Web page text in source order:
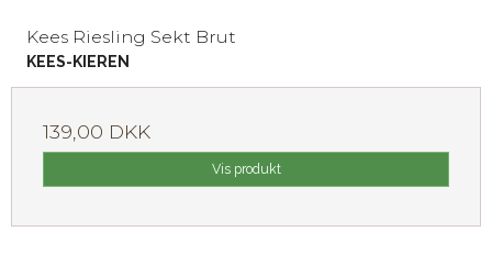
Kees Riesling Sekt Brut
KEES-KIEREN
139,00 DKK
Vis produkt